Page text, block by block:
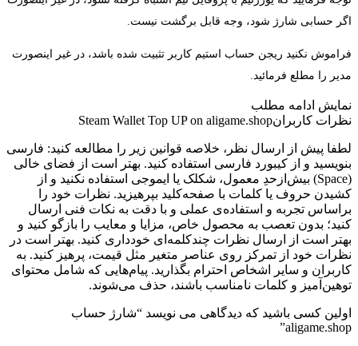
اگر حسابی شارژ شود، وجه قابل برگشت نیست.
فراموش نکنید ریجن حساب استیم کاربر تثبیت شده باشد، در غیر اینصورت
مدیر را مطلع فرمائید.
نمایش ادامه مطلب
نظرات کاربرانSteam Wallet Top UP on aligame.shop
لطفا پیش از ارسال نظر، خلاصه قوانین زیر را مطالعه کنید: فارسی
بنویسید و از کیبورد فارسی استفاده کنید. بهتر است از فضای خالی
(Space) بیش‌از‌حدِ معمول، شکلک یا ایموجی استفاده نکنید و از
کشیدن حروف یا کلمات با صفحه‌کلید بپرهیزید. نظرات خود را
براساس تجربه و استفاده‌ی عملی و با دقت به نکات فنی ارسال
کنید؛ بدون تعصب به محصول خاص، مزایا و معایب را بازگو کنید و
بهتر است از ارسال نظرات چندکلمه‌‌ای خودداری کنید. بهتر است در
نظرات خود از تمرکز روی عناصر متغیر مثل قیمت، پرهیز کنید. به
کاربران و سایر اشخاص احترام بگذارید. پیام‌هایی که شامل محتوای
توهین‌آمیز و کلمات نامناسب باشند، حذف می‌شوند.
اولین کسی باشید که دیدگاهی می نویسد “شارژ حساب
aligame.shop”